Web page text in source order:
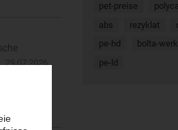
pet-preise
abs
rezyklat
pe-hd
bolta-
pe-ld